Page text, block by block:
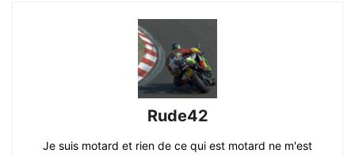
Rude42
Je suis motard et rien de ce qui est motard ne m'est